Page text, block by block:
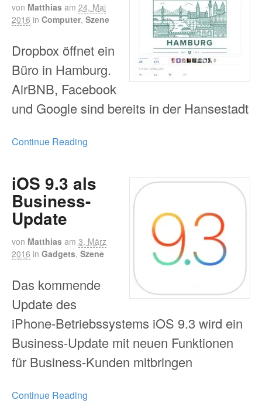
von Matthias am 24. Mai
2016 in Computer, Szene
Dropbox öffnet ein
Büro in Hamburg.
AirBNB, Facebook
und Google sind bereits in der Hansestadt
Continue Reading
iOS 9.3 als
Business-
Update
von Matthias am 3. März
2016 in Gadgets, Szene
Das kommende
Update des
iPhone-Betriebssystems iOS 9.3 wird ein
Business-Update mit neuen Funktionen
für Business-Kunden mitbringen
Continue Reading